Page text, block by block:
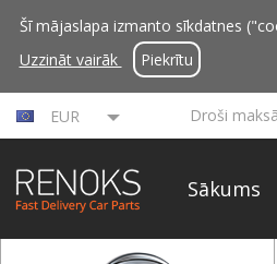
Šī mājaslapa izmanto sīkdatnes
Uzzināt vairāk
Piekrītu
EUR Droši
Sākums